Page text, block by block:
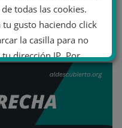
todas las cookies.
gusto haciendo click
la casilla para no
dirección IP. Por
de cookies.